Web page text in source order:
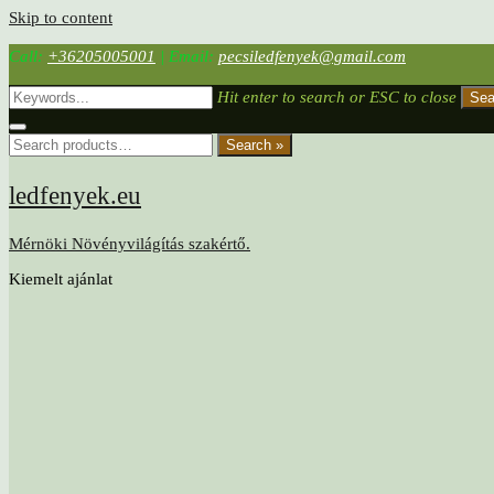
Skip to content
Call: +36205005001 | Email: pecsiledfenyek@gmail.com
Hit enter to search or ESC to close
Search »
ledfenyek.eu
Mérnöki Növényvilágítás szakértő.
Kiemelt ajánlat